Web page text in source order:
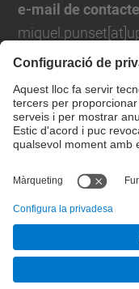
e-mail de
Formulari de
Llista